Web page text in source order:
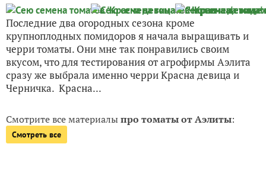
Последние два огородных сезона кроме
крупноплодных помидоров я начала выращивать и
черри томаты. Они мне так понравились своим
вкусом, что для тестирования от агрофирмы Аэлита
сразу же выбрала именно черри Красна девица и
Черничка. Красна...
Смотрите все материалыпро томаты от Аэлиты:
Смотреть все